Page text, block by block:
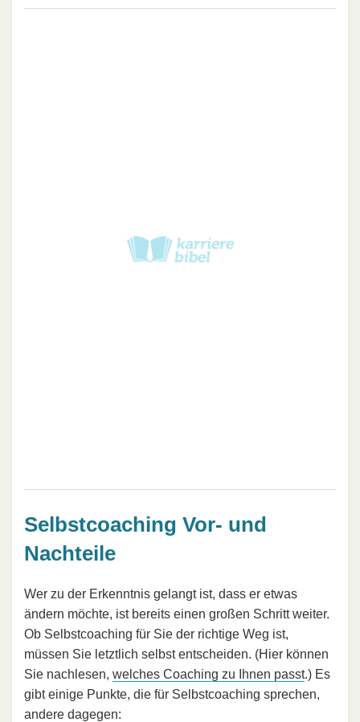
Selbstcoaching Vor- und
Nachteile
Wer zu der Erkenntnis gelangt ist, dass er etwas
ändern möchte, ist bereits einen großen Schritt weiter.
Ob Selbstcoaching für Sie der richtige Weg ist,
müssen Sie letztlich selbst entscheiden. (Hier können
Sie nachlesen, welches Coaching zu Ihnen passt.) Es
gibt einige Punkte, die für Selbstcoaching sprechen,
andere dagegen: